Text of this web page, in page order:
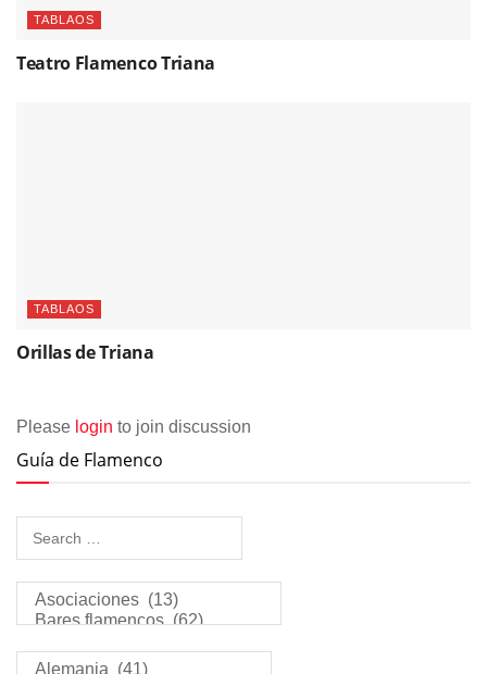
TABLAOS
Teatro Flamenco Triana
TABLAOS
Orillas de Triana
Please login to join discussion
Guía de Flamenco